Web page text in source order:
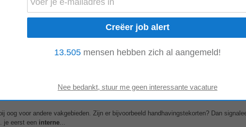
goede communicatievevaardigheden en functioneert goed in teamverband. Wij
van ervaring en prestaties. • 24...
oog voor andere vakgebieden. Zijn er bijvoorbeeld handhavingstekorten? Dan
je eerst een interne...
13.505 mensen hebben zich al aangemeld!